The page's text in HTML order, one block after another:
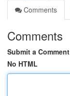
Comments
Comments
Submit a Comment
No HTML